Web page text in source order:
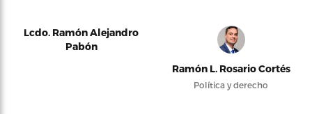
Lcdo. Ramón Alejandro
Pabón
Ramón L. Rosario Cortés
Política y derecho